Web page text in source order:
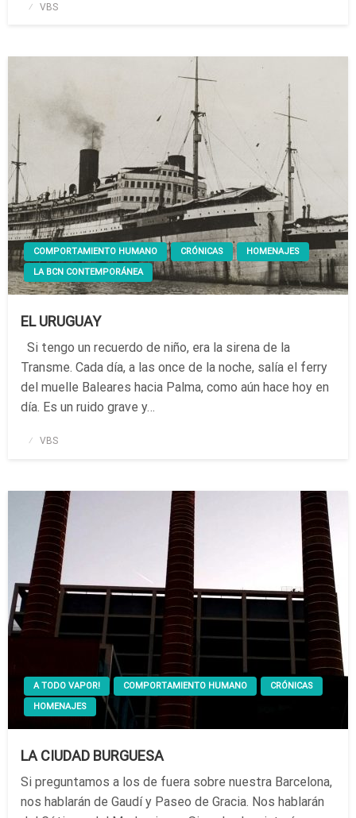
Publicado
VBS
COMPORTAMIENTO HUMANO CRÓNICAS
HOMENAJES
LA BCN CONTEMPORÁNEA
EL URUGUAY
Si tengo un recuerdo de niño, era la sirena de la
Transme. Cada día, a las once de la noche, salía el ferry
del muelle Baleares hacia Palma, como aún hace hoy en
día. Es un ruido grave y…
Publicado
VBS
A TODO VAPOR! COMPORTAMIENTO HUMANO
CRÓNICAS
HOMENAJES
LA CIUDAD BURGUESA
Si preguntamos a los de fuera sobre nuestra Barcelona,
nos hablarán de Gaudí y Paseo de Gracia. Nos hablarán